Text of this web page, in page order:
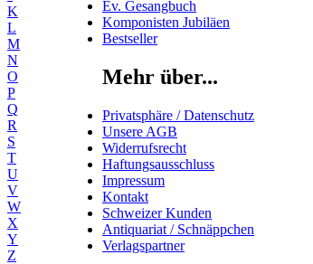
K
L
M
N
O
P
Q
R
S
T
U
V
W
X
Y
Z
Ev. Gesangbuch
Komponisten Jubiläen
Bestseller
Mehr über...
Privatsphäre / Datenschutz
Unsere AGB
Widerrufsrecht
Haftungsausschluss
Impressum
Kontakt
Schweizer Kunden
Antiquariat / Schnäppchen
Verlagspartner